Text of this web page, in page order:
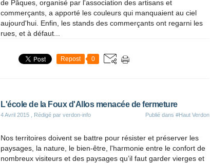
de Pâques, organisé par l'association des artisans et
commerçants, a apporté les couleurs qui manquaient au ciel
aujourd'hui. Enfin, les stands des commerçants ont regarni les
rues, et à défaut...
Repost 0
L'école de la Foux d'Allos menacée de fermeture
4 Avril 2015 , Rédigé par verdon-info Publié dans #Haut Verdon
Nos territoires doivent se battre pour résister et préserver les
paysages, la nature, le bien-être, l'harmonie entre le confort de
nombreux visiteurs et des paysages qu’il faut garder vierges et